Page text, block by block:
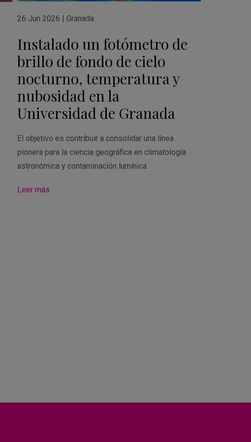
26 Jun 2026 | Granada
Instalado un fotómetro de
brillo de fondo de cielo
nocturno, temperatura y
nubosidad en la
Universidad de Granada
El objetivo es contribuir a consolidar una línea
pionera para la ciencia geográfica en climatología
astronómica y contaminación lumínica.
Leer más